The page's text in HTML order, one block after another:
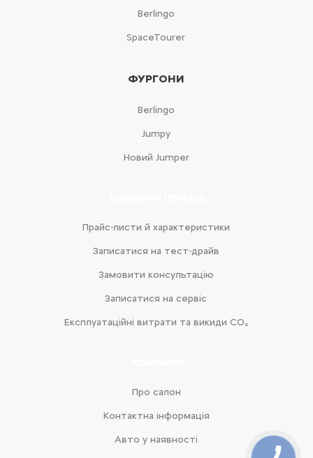
Berlingo
SpaceTourer
ФУРГОНИ
Berlingo
Jumpy
Новий Jumper
Прайс-листи й характеристики
Записатися на тест-драйв
Замовити консультацію
Записатися на сервіс
Експлуатаційні витрати та викиди CO₂
Про салон
Контактна інформація
Авто у наявності